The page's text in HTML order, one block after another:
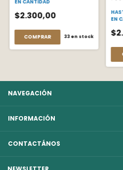
EN CANTIDAD
$2.300,00
COMPRAR 33en stock
EN
NAVEGACIÓN
INFORMACIÓN
CONTACTÁNOS